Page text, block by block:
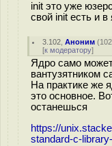
init это уже
свой init есть и в
3.102 ,Аноним (102
[к модератору]
Ядро само
вантузятником
На практике же
это основное.
останешься
https://
standard-c-